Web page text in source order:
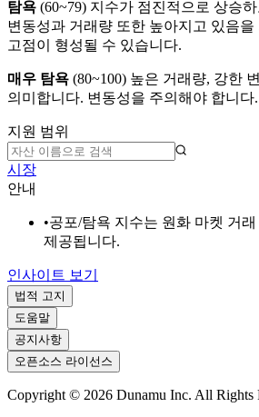
탐욕 (60~79) 지수가 점진적으로 상승
변동성과 거래량 또한 높아지고 있음
고점이 형성될 수 있습니다.
매우 탐욕 (80~100) 높은 거래량, 강한
의미합니다. 변동성을 주의해야 합니다.
지원 범위
시장
안내
•공포/탐욕 지수는 원화 마켓 거
제공됩니다.
인사이트 보기
법적 고지
도움말
공지사항
오픈소스 라이선스
Copyright © 2026 Dunamu Inc. All Rights